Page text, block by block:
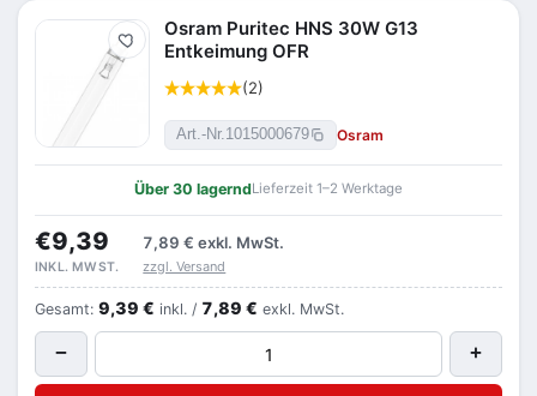
Merken
Osram Puritec HNS 30W G13
Entkeimung OFR
(2)
Art.-Nr.1015000679 Osram
Über 30 lagerndLieferzeit 1–2 Werktage
€9,39 7,89 € exkl. MwSt.
INKL. MWST. zzgl. Versand
Gesamt: 9,39 € inkl. / 7,89 € exkl. MwSt.
− +